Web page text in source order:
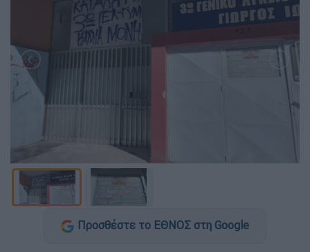
Προσθέστε το ΕΘΝΟΣ στη Google